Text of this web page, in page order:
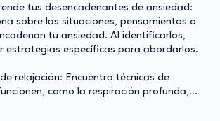
tus desencadenantes de ansiedad:
sobre las situaciones, pensamientos o
tu ansiedad. Al identificarlos,
estrategias específicas para abordarlos.
relajación: Encuentra técnicas de
como la respiración profunda,...